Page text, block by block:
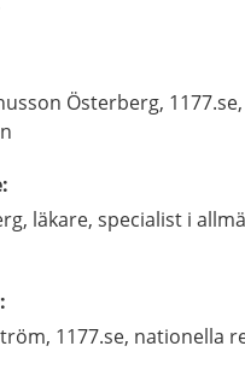
Österberg,
:
läkare, specialist i
:
1177.se, nationella